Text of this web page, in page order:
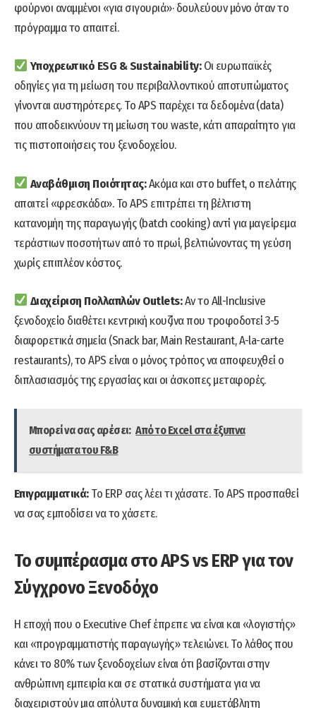
φούρνοι αναμμένοι «για σιγουριά»· δουλεύουν μόνο όταν το
πρόγραμμα το απαιτεί.
Υποχρεωτικό ESG & Sustainability:Οι ευρωπαϊκές
οδηγίες για τη μείωση του περιβαλλοντικού αποτυπώματος
γίνονται αυστηρότερες. Το APS παρέχει τα δεδομένα (data)
που αποδεικνύουν τη μείωση του waste, κάτι απαραίτητο για
τις πιστοποιήσεις του ξενοδοχείου.
Αναβάθμιση Ποιότητας:Ακόμα και στο buffet, ο πελάτης
απαιτεί «φρεσκάδα». Το APS επιτρέπει τη βέλτιστη
κατανομήη της παραγωγής (batch cooking) αντί για μαγείρεμα
τεράστιων ποσοτήτων από το πρωί, βελτιώνοντας τη γεύση
χωρίς επιπλέον κόστος.
Διαχείριση Πολλαπλών Outlets:Αν το All-Inclusive
ξενοδοχείο διαθέτει κεντρική κουζίνα που τροφοδοτεί 3-5
διαφορετικά σημεία (Snack bar, Main Restaurant, A-la-carte
restaurants), το APS είναι ο μόνος τρόπος να αποφευχθεί ο
διπλασιασμός της εργασίας και οι άσκοπες μεταφορές.
Μπορεί να σας αρέσει: Από το Excel στα έξυπνα
συστήματα του F&B
Επιγραμματικά:Το ERP σας λέει τι χάσατε. Το APS προσπαθεί
να σας εμποδίσει να το χάσετε.
Το συμπέρασμα στο APS vs ERP για τον
Σύγχρονο Ξενοδόχο
Η εποχή που ο Executive Chef έπρεπε να είναι και «λογιστής»
και «προγραμματιστής παραγωγής» τελειώνει. Το λάθος που
κάνει το 80% των ξενοδοχείων είναι ότι βασίζονται στην
ανθρώπινη εμπειρία και σε στατικά συστήματα για να
διαχειριστούν μια απόλυτα δυναμική και ευμετάβλητη